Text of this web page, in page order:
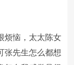
恼，太太陈女
张先生怎么都想